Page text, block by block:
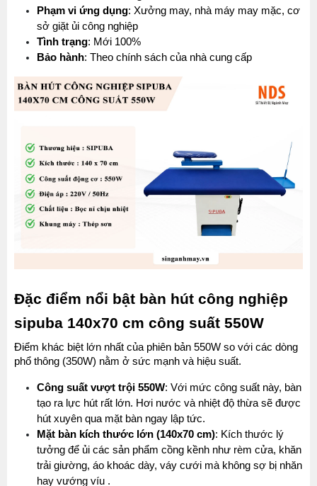
Phạm vi ứng dụng: Xưởng may, nhà máy may mặc, cơ
sở giặt ủi công nghiệp
Tình trạng: Mới 100%
Bảo hành: Theo chính sách của nhà cung cấp
Đặc điểm nổi bật bàn hút công nghiệp
sipuba 140x70 cm công suất 550W
Điểm khác biệt lớn nhất của phiên bản 550W so với các dòng
phổ thông (350W) nằm ở sức mạnh và hiệu suất.
Công suất vượt trội 550W: Với mức công suất này, bàn
tạo ra lực hút rất lớn. Hơi nước và nhiệt độ thừa sẽ được
hút xuyên qua mặt bàn ngay lập tức.
Mặt bàn kích thước lớn (140x70 cm): Kích thước lý
tưởng để ủi các sản phẩm cồng kềnh như rèm cửa, khăn
trải giường, áo khoác dày, váy cưới mà không sợ bị nhăn
hay vướng víu .